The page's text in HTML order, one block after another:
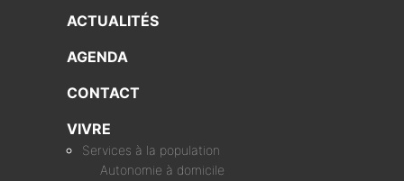
ACTUALITÉS
AGENDA
CONTACT
VIVRE
Services à la population
Autonomie à domicile